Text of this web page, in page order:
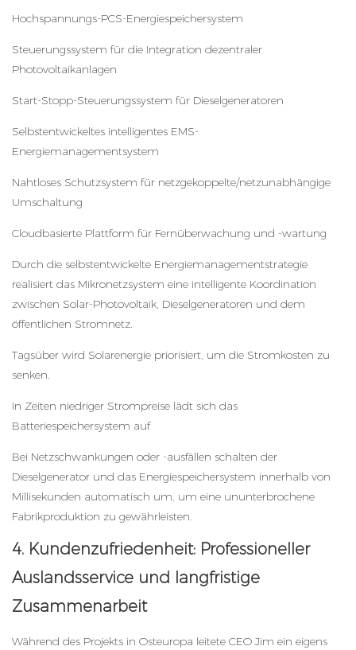
Hochspannungs-PCS-Energiespeichersystem
Steuerungssystem für die Integration dezentraler
Photovoltaikanlagen
Start-Stopp-Steuerungssystem für Dieselgeneratoren
Selbstentwickeltes intelligentes EMS-
Energiemanagementsystem
Nahtloses Schutzsystem für netzgekoppelte/netzunabhängige
Umschaltung
Cloudbasierte Plattform für Fernüberwachung und -wartung
Durch die selbstentwickelte Energiemanagementstrategie
realisiert das Mikronetzsystem eine intelligente Koordination
zwischen Solar-Photovoltaik, Dieselgeneratoren und dem
öffentlichen Stromnetz.
Tagsüber wird Solarenergie priorisiert, um die Stromkosten zu
senken.
In Zeiten niedriger Strompreise lädt sich das
Batteriespeichersystem auf
Bei Netzschwankungen oder -ausfällen schalten der
Dieselgenerator und das Energiespeichersystem innerhalb von
Millisekunden automatisch um, um eine ununterbrochene
Fabrikproduktion zu gewährleisten.
4. Kundenzufriedenheit: Professioneller
Auslandsservice und langfristige
Zusammenarbeit
Während des Projekts in Osteuropa leitete CEO Jim ein eigens